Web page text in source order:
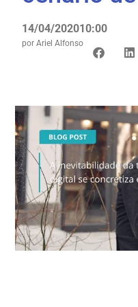
14/04/202010:00
por Ariel Alfonso